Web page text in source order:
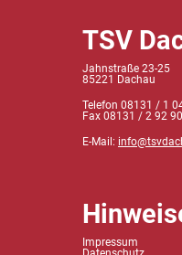
TSV
Jahnstraße 23-25
85221 Dachau
Telefon 08131 / 1
Fax 08131 / 2 92
E-Mail:
Impressum